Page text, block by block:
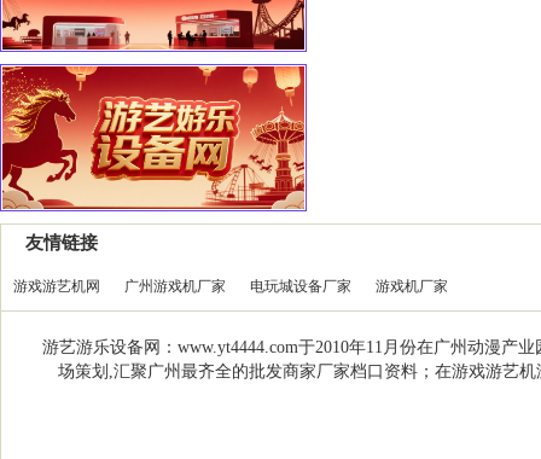
友情链接
游戏游艺机网 广州游戏机厂家 电玩城设备厂家 游戏机厂家
游艺游乐设备网：www.yt4444.com于2010年11月份在广州动漫
场策划,汇聚广州最齐全的批发商家厂家档口资料；在游戏游艺